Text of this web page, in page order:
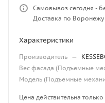
Самовывоз сегодня -
Доставка по Воронежу
Характеристики
Производитель —
Вес фасада (Подъемные
Модель (Подъемные
Цена действительна